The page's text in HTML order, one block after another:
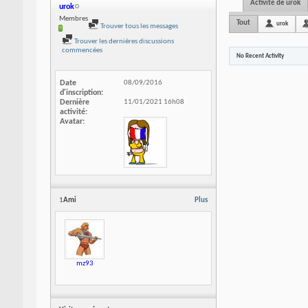
urok
Membres
Trouver tous les messages
Trouver les dernières discussions
commencées
Date
d'inscription
08/09/2016
Dernière
activité
11/01/2021 16h08
Avatar
Plus
1Ami
mz93
Activité de urok
Tout urok
No Recent Activity